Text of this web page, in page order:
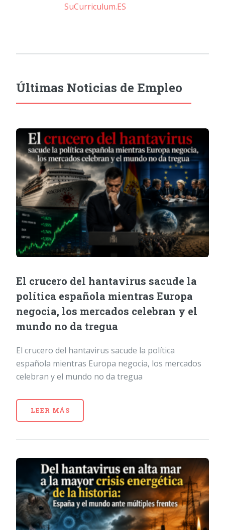
SuCurriculum.ES
Últimas Noticias de Empleo
El crucero del hantavirus sacude la
política española mientras Europa
negocia, los mercados celebran y el
mundo no da tregua
El crucero del hantavirus sacude la política
española mientras Europa negocia, los mercados
celebran y el mundo no da tregua
LEER MÁS